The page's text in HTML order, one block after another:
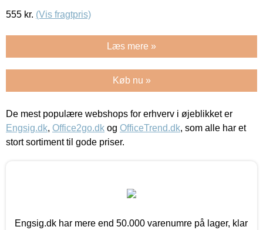
555 kr. (Vis fragtpris)
Læs mere »
Køb nu »
De mest populære webshops for erhverv i øjeblikket er
Engsig.dk, Office2go.dk og OfficeTrend.dk, som alle har et
stort sortiment til gode priser.
Engsig.dk har mere end 50.000 varenumre på lager, klar